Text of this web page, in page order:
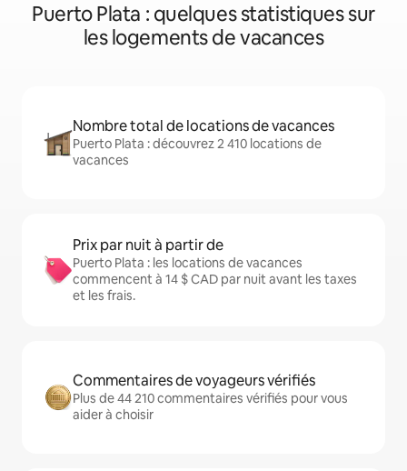
Puerto Plata : quelques statistiques sur
les logements de vacances
Nombre total de locations de vacances
Puerto Plata : découvrez 2 410 locations de
vacances
Prix par nuit à partir de
Puerto Plata : les locations de vacances
commencent à 14 $ CAD par nuit avant les taxes
et les frais.
Commentaires de voyageurs vérifiés
Plus de 44 210 commentaires vérifiés pour vous
aider à choisir